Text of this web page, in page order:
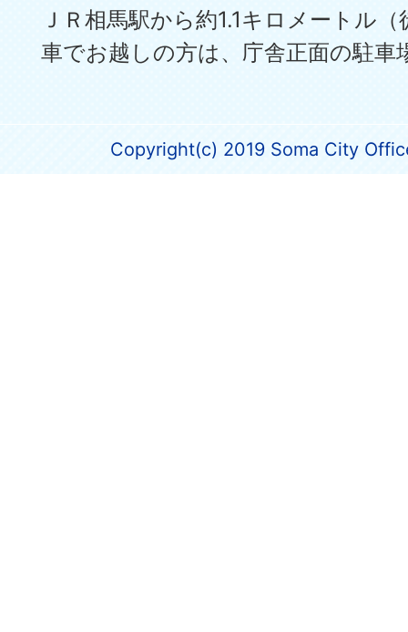
ＪＲ相馬駅から約1.1キロメートル
車でお越しの方は、庁舎正面の駐車
Copyright(c) 2019 Soma City